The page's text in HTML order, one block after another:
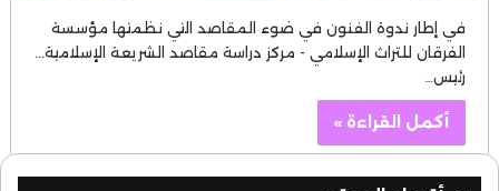
في إطار ندوة الفنون في ضوء المقاصد التي نظمتها مؤسسة
الفرقان للتراث الإسلامي - مركز دراسة مقاصد الشريعة الإسلامية...
رئيس…
أكمل القراءة »